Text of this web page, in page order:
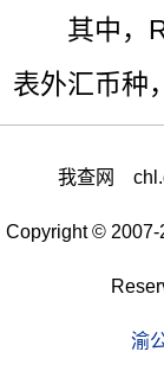
其中，
表外汇币种
我查网
Copyright ©
渝